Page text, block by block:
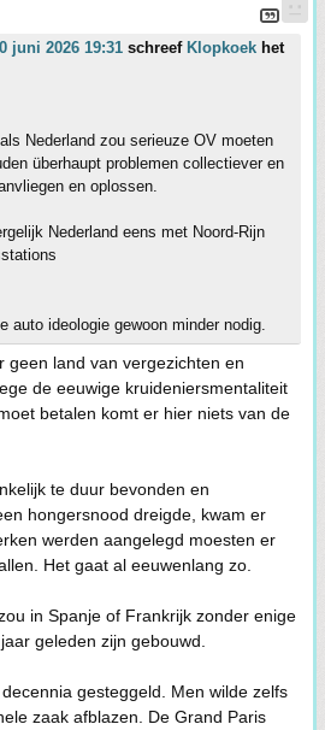
juni 2026 19:31 schreef Klopkoek het
Nederland zou serieuze OV moeten
überhaupt problemen collectiever en
en oplossen.
Nederland eens met Noord-Rijn
auto ideologie gewoon minder nodig.
geen land van vergezichten en
de eeuwige kruideniersmentaliteit
betalen komt er hier niets van de
te duur bevonden en
hongersnood dreigde, kwam er
werden aangelegd moesten er
Het gaat al eeuwenlang zo.
in Spanje of Frankrijk zonder enige
geleden zijn gebouwd.
gesteggeld. Men wilde zelfs
zaak afblazen. De Grand Paris